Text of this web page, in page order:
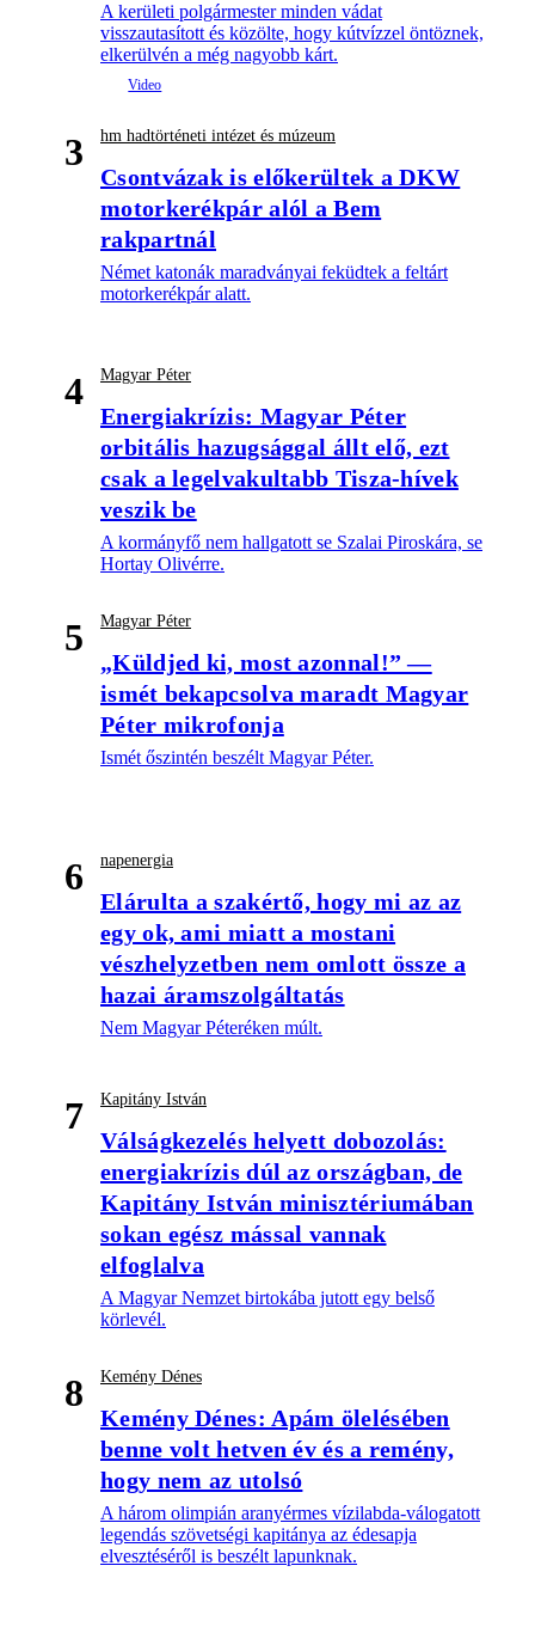
A kerületi polgármester minden vádat
visszautasított és közölte, hogy kútvízzel öntöznek,
elkerülvén a még nagyobb kárt.
3 hm hadtörténeti intézet és múzeum
Csontvázak is előkerültek a DKW
motorkerékpár alól a Bem
rakpartnál
Német katonák maradványai feküdtek a feltárt
motorkerékpár alatt.
4 Magyar Péter
Energiakrízis: Magyar Péter
orbitális hazugsággal állt elő, ezt
csak a legelvakultabb Tisza-hívek
veszik be
A kormányfő nem hallgatott se Szalai Piroskára, se
Hortay Olivérre.
5 Magyar Péter
„Küldjed ki, most azonnal!” —
ismét bekapcsolva maradt Magyar
Péter mikrofonja
Ismét őszintén beszélt Magyar Péter.
6 napenergia
Elárulta a szakértő, hogy mi az az
egy ok, ami miatt a mostani
vészhelyzetben nem omlott össze a
hazai áramszolgáltatás
Nem Magyar Péteréken múlt.
7 Kapitány István
Válságkezelés helyett dobozolás:
energiakrízis dúl az országban, de
Kapitány István minisztériumában
sokan egész mással vannak
elfoglalva
A Magyar Nemzet birtokába jutott egy belső
körlevél.
8 Kemény Dénes
Kemény Dénes: Apám ölelésében
benne volt hetven év és a remény,
hogy nem az utolsó
A három olimpián aranyérmes vízilabda-válogatott
legendás szövetségi kapitánya az édesapja
elvesztéséről is beszélt lapunknak.